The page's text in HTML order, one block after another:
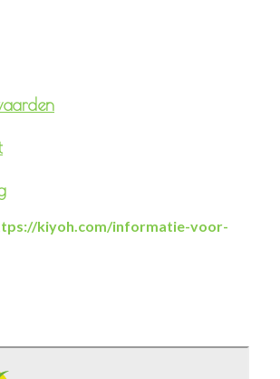
kiyoh.com/informatie-voor-